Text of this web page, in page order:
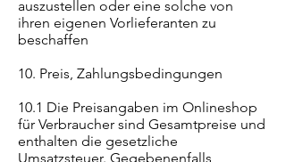
auszustellen oder eine solche von
ihren eigenen Vorlieferanten zu
beschaffen
10. Preis, Zahlungsbedingungen
10.1 Die Preisangaben im Onlineshop
für Verbraucher sind Gesamtpreise und
enthalten die gesetzliche
Umsatzsteuer. Gegebenenfalls